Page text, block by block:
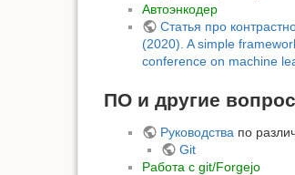
Автоэнкодер
Статья про
(2020). A simple
conference on machine
ПО и другие
Руководства по
Git
Работа с git/Forgejo